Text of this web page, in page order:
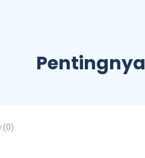
Pentingnya
(0)